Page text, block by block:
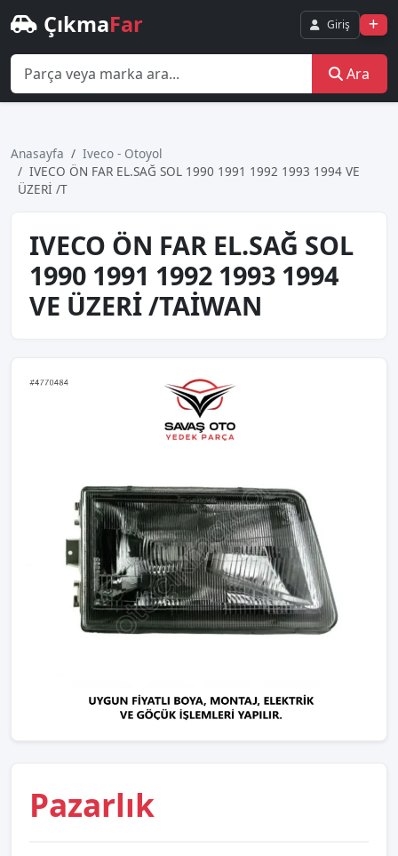
ÇıkmaFar Giriş
Ara
Anasayfa
Iveco - Otoyol
IVECO ÖN FAR EL.SAĞ SOL 1990 1991 1992 1993 1994 VE
ÜZERİ /T
IVECO ÖN FAR EL.SAĞ SOL
1990 1991 1992 1993 1994
VE ÜZERİ /TAİWAN
Pazarlık